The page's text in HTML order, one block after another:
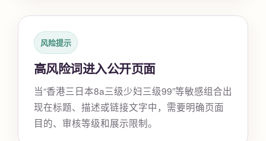
风险提示
高风险词进入公开页面
当“香港三日本8a三级少妇三级99”等敏感组合出
现在标题、描述或链接文字中，需要明确页面
目的、审核等级和展示限制。